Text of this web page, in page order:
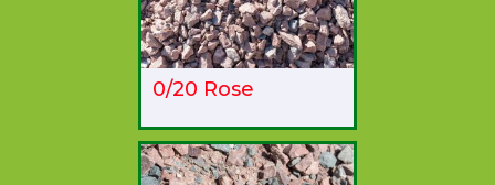
0/20 Rose